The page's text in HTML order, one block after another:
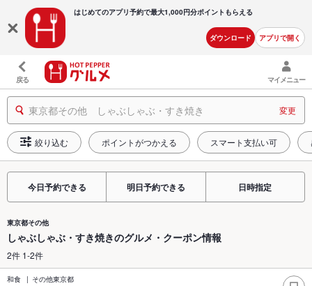
はじめてのアプリ予約で最大1,000円分ポイントもらえる
ダウンロード アプリで開く
戻る マイメニュー
東京都その他 しゃぶしゃぶ・すき焼き 変更
絞り込む ポイントがつかえる スマート支払い可
今日予約できる 明日予約できる 日時指定
東京都その他
しゃぶしゃぶ・すき焼きのグルメ・クーポン情報
2件 1-2件
和食 その他東京都